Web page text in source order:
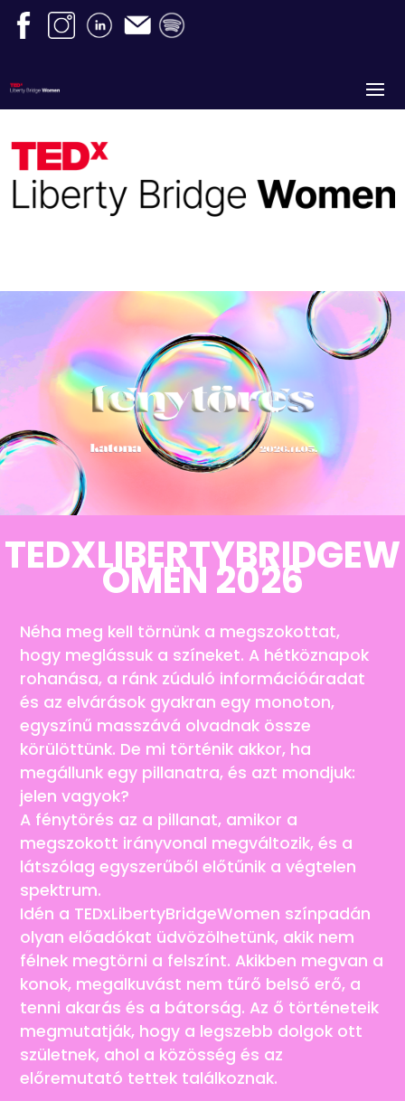
TEDXLIBERTYBRIDGEW
OMEN 2026
Néha meg kell törnünk a megszokottat,
hogy meglássuk a színeket. A hétköznapok
rohanása, a ránk zúduló információáradat
és az elvárások gyakran egy monoton,
egyszínű masszává olvadnak össze
körülöttünk. De mi történik akkor, ha
megállunk egy pillanatra, és azt mondjuk:
jelen vagyok?
A fénytörés az a pillanat, amikor a
megszokott irányvonal megváltozik, és a
látszólag egyszerűből előtűnik a végtelen
spektrum.
Idén a TEDxLibertyBridgeWomen színpadán
olyan előadókat üdvözölhetünk, akik nem
félnek megtörni a felszínt. Akikben megvan a
konok, megalkuvást nem tűrő belső erő, a
tenni akarás és a bátorság. Az ő történeteik
megmutatják, hogy a legszebb dolgok ott
születnek, ahol a közösség és az
előremutató tettek találkoznak.